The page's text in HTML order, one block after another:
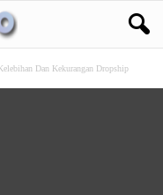
Dan Kekurangan Dropship